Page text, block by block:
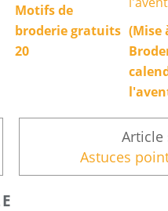
Motifs de
broderie gratuits
20
(Mise
Astuces